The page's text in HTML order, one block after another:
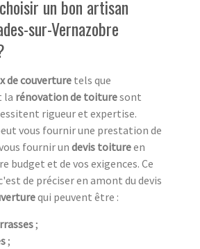
un bon artisan
sur-Vernazobre
de couverture tels que
la rénovation de toituresont
rigueur et expertise.
vous fournir une prestation de
fournir un devis toitureen
budget et de vos exigences. Ce
de préciser en amont du devis
qui peuvent être :
;
;